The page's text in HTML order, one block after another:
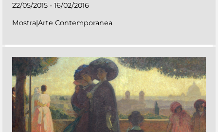
22/05/2015 - 16/02/2016
Mostra|Arte Contemporanea